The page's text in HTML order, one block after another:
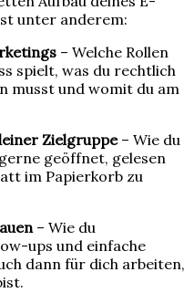
unter anderem:
– Welche Rollen
spielt, was du rechtlich
musst und womit du am
Zielgruppe– Wie du
geöffnet, gelesen
im Papierkorb zu
– Wie du
ups und einfache
dann für dich arbeiten,